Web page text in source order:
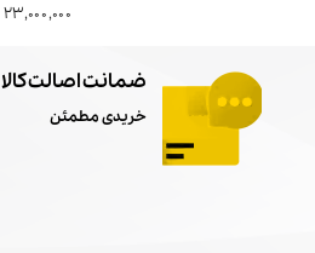
۲۳,۰۰۰,۰۰۰ تومان
ضمانت اصالت کالا
خریدی مطمئن